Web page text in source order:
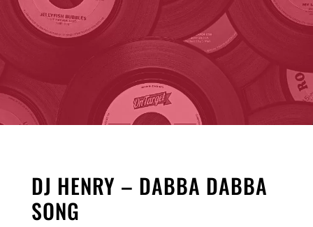
DJ HENRY – DABBA DABBA
SONG